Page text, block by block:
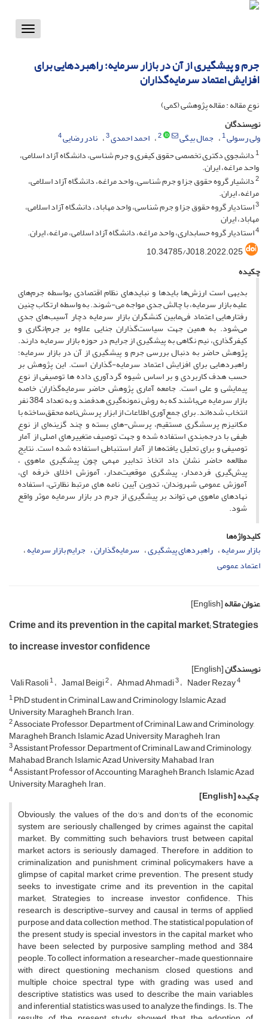
Toggle
جرم و پیشگیری از آن در بازار سرمایه؛ راهبردهایی برای
افزایش اعتماد سرمایه‌گذاران
نوع مقاله : مقاله پژوهشی (کمی)
نویسندگان
ولی رسولی1 جمال بیگی 2 احمد احمدی3 نادر رضایی4
1دانشجوی دکتری تخصصی حقوق کیفری و جرم شناسی، دانشگاه آزاد اسلامی،
واحد مراغه، ایران.
2دانشیار گروه حقوق جزا و جرم شناسی، واحد مراغه، دانشگاه آزاد اسلامی،
مراغه، ایران.
3استادیار گروه حقوق جزا و جرم شناسی، واحد مهاباد، دانشگاه آزاد اسلامی،
مهاباد، ایران
4استادیار گروه حسابداری، واحد مراغه، دانشگاه آزاد اسلامی، مراغه، ایران.
10.34785/J018.2022.025
چکیده
بدیهی است ارزش‌ها بایدها و نبایدهای نظام اقتصادی بواسطه جرم‌های
علیه بازار سرمایه، با چالش جدی مواجه می-شوند. به واسطه ارتکاب چنین
رفتارهایی اعتماد فی‌مابین کنشگران بازار سرمایه دچار آسیب‌های جدی
می‌شود. به همین جهت سیاست‌گذاران جنایی علاوه بر جرم‌انگاری و
کیفرگذاری، نیم نگاهی به پیشگیری از جرایم در حوزه بازار سرمایه دارند.
پژوهش حاضر به دنبال بررسی جرم و پیشگیری از آن در بازار سرمایه؛
راهبردهایی برای افزایش اعتماد سرمایه-گذاران است. این پژوهش بر
حسب هدف کاربردی و بر اساس شیوه گردآوری داده ها توصیفی از نوع
پیمایشی و علی است. جامعه آماری پژوهش حاضر سرمایه‌گذاران خاصه
بازار سرمایه می‌باشند که به روش نمونه‌گیری هدفمند و به تعداد 384 نفر
انتخاب شده‌اند. برای جمع‌آوری اطلاعات از ابزار پرسش‌نامه محقق‌ساخته با
مکانیزم پرسشگری مستقیم، پرسش-های بسته و چند گزینه‌ای از نوع
طیفی با درجه‌بندی استفاده شده و جهت توصیف متغییرهای اصلی از آمار
توصیفی و برای تحلیل یافته‌ها از آمار استنباطی استفاده شده است. نتایج
مطالعه حاضر نشان داد اتخاذ تدابیر مهمی چون پیشگیری ماهوی ،
پیش‌گیری فردمدار، پیشگری موقعیت‌مدار، آموزش اخلاق خرفه ای،
آموزش عمومی شهروندان، تدوین آیین نامه های مرتبط نظارتی، استفاده
نهادهای ماهوی می تواند بر پیشگیری از جرم در بازار سرمایه موثر واقع
شود.
کلیدواژه‌ها
بازار سرمایه راهبردهای پیشگیری سرمایه‌گذاران جرایم بازار سرمایه
اعتماد عمومی
عنوان مقاله[English]
Crime and its prevention in the capital market; Strategies
to increase investor confidence
نویسندگان[English]
Vali Rasoli1 Jamal Beigi2 Ahmad Ahmadi3 Nader Rezay4
1PhD student in Criminal Law and Criminology, Islamic Azad
University, Maragheh Branch, Iran.
2Associate Professor, Department of Criminal Law and Criminology,
Maragheh Branch, Islamic Azad University, Maragheh, Iran
3Assistant Professor, Department of Criminal Law and Criminology,
Mahabad Branch, Islamic Azad University, Mahabad, Iran
4Assistant Professor of Accounting, Maragheh Branch, Islamic Azad
University, Maragheh, Iran.
چکیده[English]
Obviously, the values of the do's and don'ts of the economic
system are seriously challenged by crimes against the capital
market. By committing such behaviors, trust between capital
market actors is seriously damaged. Therefore, in addition to
criminalization and punishment, criminal policymakers have a
glimpse of capital market crime prevention. The present study
seeks to investigate crime and its prevention in the capital
market; Strategies to increase investor confidence. This
research is descriptive-survey and causal in terms of applied
purpose and data collection method. The statistical population of
the present study is special investors in the capital market who
have been selected by purposive sampling method and 384
people. To collect information, a researcher-made questionnaire
with direct questioning mechanism, closed questions and
multiple choice spectral type with grading was used and
descriptive statistics was used to describe the main variables
and inferential statistics was used to analyze the findings. Is. The